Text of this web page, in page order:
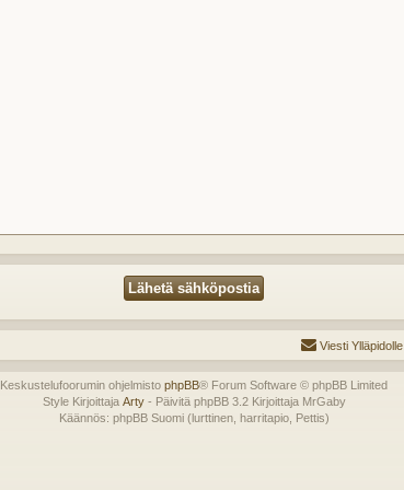
Viesti Ylläpidolle
Keskustelufoorumin ohjelmisto phpBB® Forum Software © phpBB Limited
Style Kirjoittaja Arty- Päivitä phpBB 3.2 Kirjoittaja MrGaby
Käännös: phpBB Suomi (lurttinen, harritapio, Pettis)